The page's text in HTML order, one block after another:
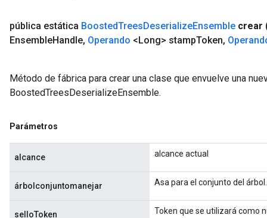
pública estática BoostedTreesDeserializeEnsemble crear
EnsembleHandle, Operando <Long> stampToken,
Método de fábrica para crear una clase que envuelve una
BoostedTreesDeserializeEnsemble.
Parámetros
alcance alcance actual
árbolconjuntomanejar Asa para el conjunto del árbol.
selloToken Token que se utilizará como